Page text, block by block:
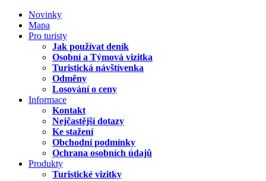
Novinky
Mapa
Pro turisty
Jak používat deník
Osobní a Týmová vizitka
Turistická návštívenka
Odměny
Losování o ceny
Informace
Kontakt
Nejčastější dotazy
Ke stažení
Obchodní podmínky
Ochrana osobních údajů
Produkty
Turistické vizitky